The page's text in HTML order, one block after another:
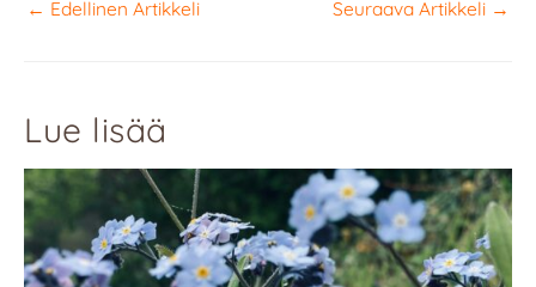
← Edellinen Artikkeli Seuraava Artikkeli →
Lue lisää